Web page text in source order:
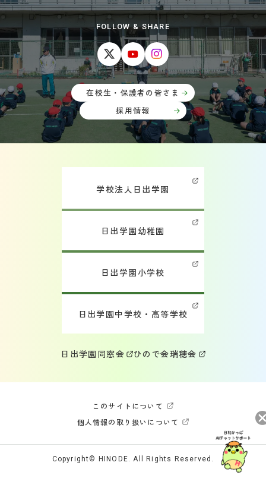
FOLLOW & SHARE
在校生・保護者の皆さま
採用情報
学校法人日出学園
日出学園幼稚園
日出学園小学校
日出学園中学校・高等学校
日出学園同窓会 ひので会瑞穂会
このサイトについて
個人情報の取り扱いについて
Copyright© HINODE. All Rights Reserved.